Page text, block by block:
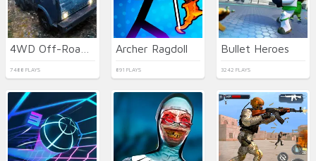
7488 PLAYS
Archer Ragdoll
891 PLAYS
Bullet Heroes
3242 PLAYS